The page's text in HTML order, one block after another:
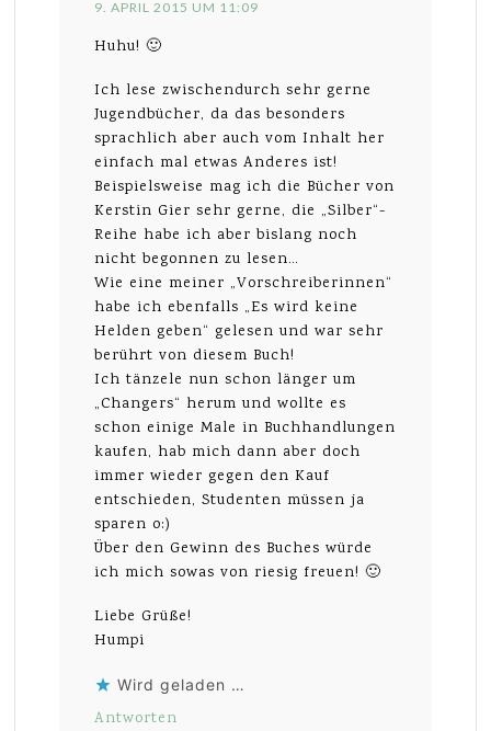
9. APRIL 2015 UM 11:09
Huhu! 🙂
Ich lese zwischendurch sehr gerne
Jugendbücher, da das besonders
sprachlich aber auch vom Inhalt her
einfach mal etwas Anderes ist!
Beispielsweise mag ich die Bücher von
Kerstin Gier sehr gerne, die „Silber“-
Reihe habe ich aber bislang noch
nicht begonnen zu lesen…
Wie eine meiner „Vorschreiberinnen“
habe ich ebenfalls „Es wird keine
Helden geben“ gelesen und war sehr
berührt von diesem Buch!
Ich tänzele nun schon länger um
„Changers“ herum und wollte es
schon einige Male in Buchhandlungen
kaufen, hab mich dann aber doch
immer wieder gegen den Kauf
entschieden, Studenten müssen ja
sparen o:)
Über den Gewinn des Buches würde
ich mich sowas von riesig freuen! 🙂
Liebe Grüße!
Humpi
Wird geladen …
Antworten